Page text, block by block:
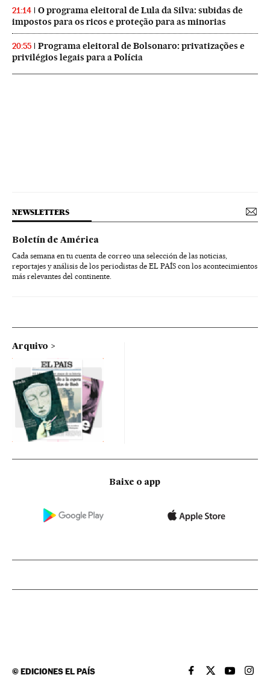
21:14
O programa eleitoral de Lula da Silva: subidas de
impostos para os ricos e proteção para as minorias
20:55
Programa eleitoral de Bolsonaro: privatizações e
privilégios legais para a Polícia
NEWSLETTERS
Boletín de América
Cada semana en tu cuenta de correo una selección de las noticias,
reportajes y análisis de los periodistas de EL PAÍS con los acontecimientos
más relevantes del continente.
Arquivo
Baixe o app
©EDICIONES EL PAÍS